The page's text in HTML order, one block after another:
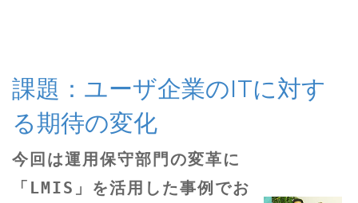
課題：ユーザ企業のITに対す
る期待の変化
今回は運用保守部門の変革に
「LMIS」を活用した事例でお